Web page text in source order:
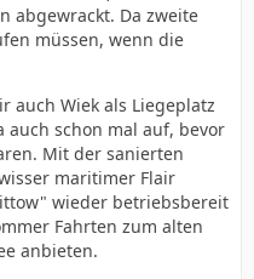
abgewrackt. Da zweite
müssen, wenn die
auch Wiek als Liegeplatz
schon mal auf, bevor
Mit der sanierten
maritimer Flair
wieder betriebsbereit
Fahrten zum alten
anbieten.